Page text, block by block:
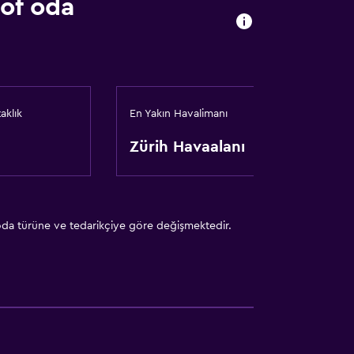
oda
En Yakın Havalimanı
Zürih Havaalanı
türüne ve tedarikçiye göre değişmektedir.